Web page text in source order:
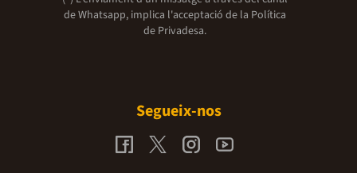
de Whatsapp, implica l'acceptació de la Política
de Privadesa.
Segueix-nos